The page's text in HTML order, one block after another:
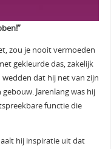
zou je nooit vermoeden
gekleurde das, zakelijk
wedden dat hij net van zijn
Jarenlang was hij
functie die
hij inspiratie uit dat